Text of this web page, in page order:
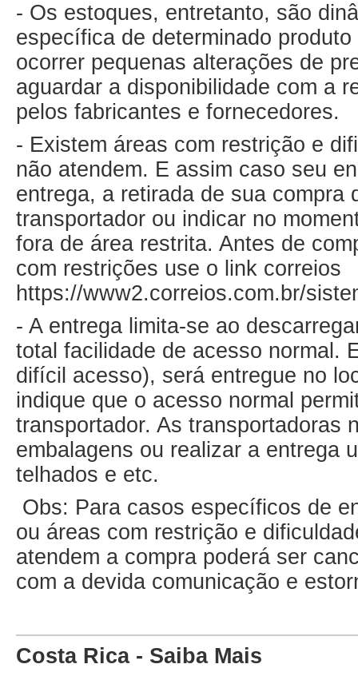
- Os estoques, entretanto, são
específica de determinado
ocorrer pequenas alterações de
aguardar a disponibilidade com a
pelos fabricantes e fornecedores.
- Existem áreas com restrição e
não atendem. E assim caso seu
entrega, a retirada de sua compra
transportador ou indicar no
fora de área restrita. Antes de
com restrições use o link correios
https://www2.correios.com.br/
- A entrega limita-se ao
total facilidade de acesso normal.
difícil acesso), será entregue no
indique que o acesso normal
transportador. As transportadoras
embalagens ou realizar a entrega
telhados e etc.
Obs: Para casos específicos de
ou áreas com restrição e
atendem a compra poderá ser
com a devida comunicação e
Costa Rica - Saiba Mais